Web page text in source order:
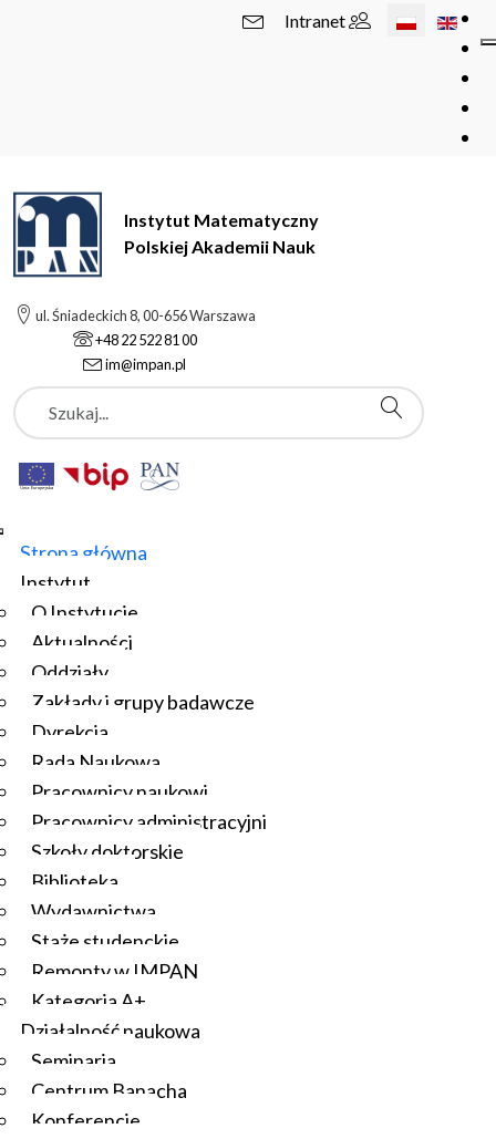
Wybierz swój
Intranet
Instytut Matematyczny
Polskiej Akademii Nauk
ul. Śniadeckich 8, 00-656 Warszawa
+48 22 522 81 00
im@impan.pl
Szukaj
Strona główna
Instytut
O Instytucie
Aktualności
Oddziały
Zakłady i grupy badawcze
Dyrekcja
Rada Naukowa
Pracownicy naukowi
Pracownicy administracyjni
Szkoły doktorskie
Biblioteka
Wydawnictwa
Staże studenckie
Remonty w IMPAN
Kategoria A+
Działalność naukowa
Seminaria
Centrum Banacha
Konferencje